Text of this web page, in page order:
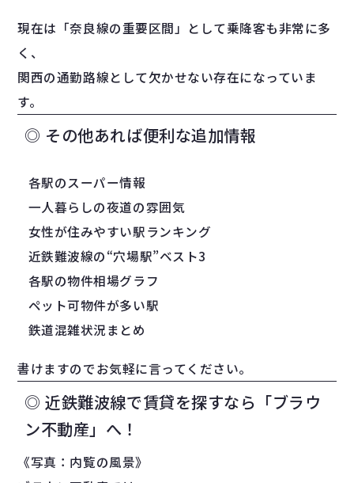
現在は「奈良線の重要区間」として乗降客も非常に多
く、
関西の通勤路線として欠かせない存在になっていま
す。
◎ その他あれば便利な追加情報
各駅のスーパー情報
一人暮らしの夜道の雰囲気
女性が住みやすい駅ランキング
近鉄難波線の“穴場駅”ベスト3
各駅の物件相場グラフ
ペット可物件が多い駅
鉄道混雑状況まとめ
書けますのでお気軽に言ってください。
◎ 近鉄難波線で賃貸を探すなら「ブラウ
ン不動産」へ！
《写真：内覧の風景》